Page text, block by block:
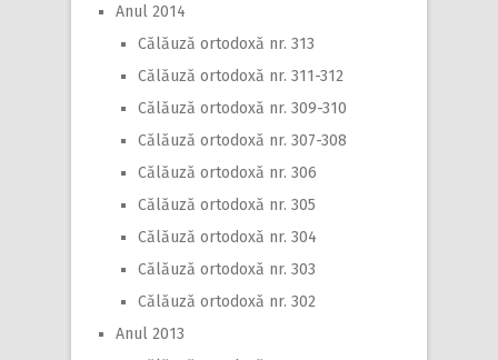
Anul 2014
Călăuză ortodoxă nr. 313
Călăuză ortodoxă nr. 311-312
Călăuză ortodoxă nr. 309-310
Călăuză ortodoxă nr. 307-308
Călăuză ortodoxă nr. 306
Călăuză ortodoxă nr. 305
Călăuză ortodoxă nr. 304
Călăuză ortodoxă nr. 303
Călăuză ortodoxă nr. 302
Anul 2013